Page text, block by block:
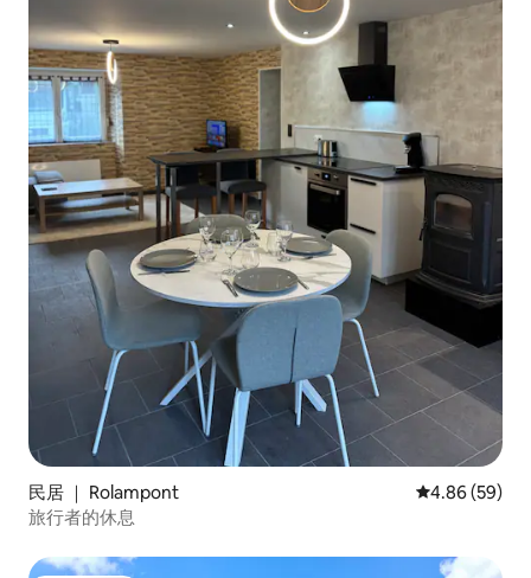
民居 ｜ Rolampont 平均评分 4.86
4.86 (59)
旅行者的休息